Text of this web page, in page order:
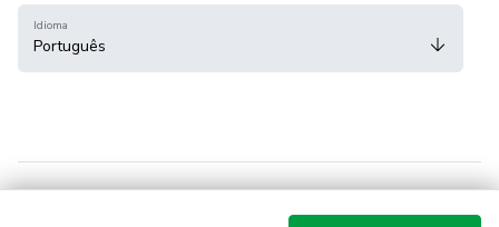
Idioma
Português